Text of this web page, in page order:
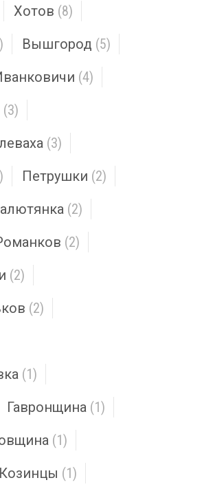
Хотов (8)
Вышгород (5)
(4)
(3)
(3)
Петрушки (2)
(2)
(2)
(2)
(2)
(1)
Гавронщина (1)
(1)
Козинцы (1)